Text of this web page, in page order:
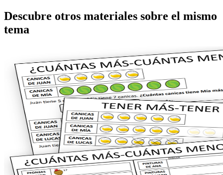
Descubre otros materiales sobre el mismo
tema